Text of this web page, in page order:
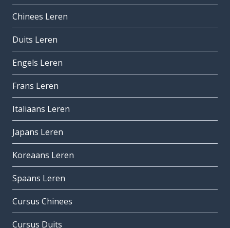
Chinees Leren
Duits Leren
Engels Leren
Frans Leren
Italiaans Leren
Japans Leren
Koreaans Leren
Spaans Leren
Cursus Chinees
Cursus Duits